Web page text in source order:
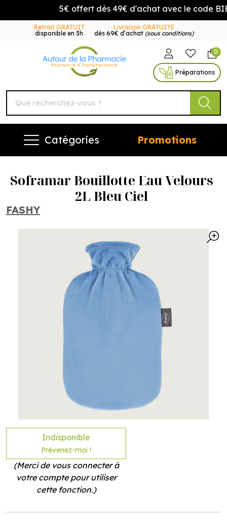
5€ offert dès 49€ d'achat avec le code
Retrait GRATUIT
disponible en 3h
Livraison GRATUITE
dès 69€ d’achat (sous conditions)
Autour de la Pharmacie
0
Préparations
Catégories Promotions
Soframar Bouillotte Eau Velours
2L Bleu Ciel
FASHY
Indisponible
Prévenez-moi !
(Merci de vous connecter à
votre compte pour utiliser
cette fonction.)